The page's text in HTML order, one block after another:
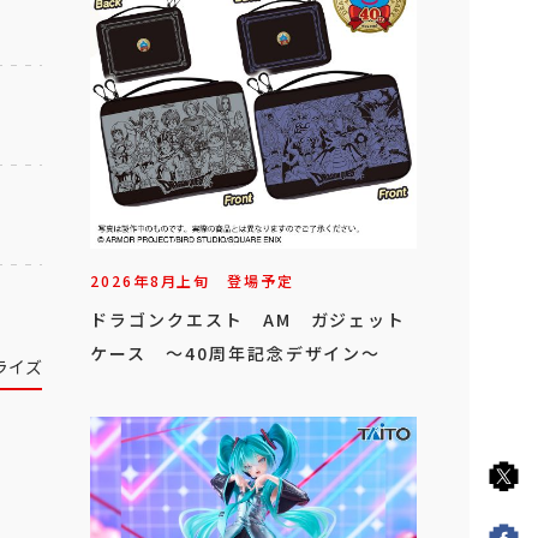
イズ
2026年8月上旬 登場予定
ドラゴンクエスト AM ガジェット
ケース ～40周年記念デザイン～